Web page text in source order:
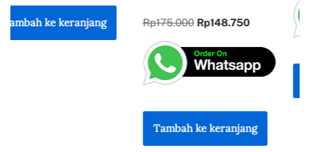
Rp175.000 Rp148.750
Tambah ke keranjang